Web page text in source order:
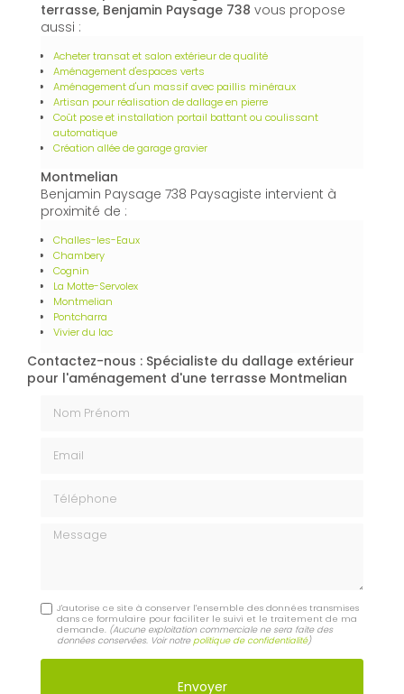
terrasse, Benjamin Paysage 738 vous propose
aussi :
Acheter transat et salon extérieur de qualité
Aménagement d'espaces verts
Aménagement d'un massif avec paillis minéraux
Artisan pour réalisation de dallage en pierre
Coût pose et installation portail battant ou coulissant
automatique
Création allée de garage gravier
Montmelian
Benjamin Paysage 738 Paysagiste intervient à
proximité de :
Challes-les-Eaux
Chambery
Cognin
La Motte-Servolex
Montmelian
Pontcharra
Vivier du lac
Contactez-nous : Spécialiste du dallage extérieur
pour l'aménagement d'une terrasse Montmelian
Message
J'autorise ce site à conserver l'ensemble des données transmises
dans ce formulaire pour faciliter le suivi et le traitement de ma
demande. (Aucune exploitation commerciale ne sera faite des
données conservées. Voir notrepolitique de confidentialité)